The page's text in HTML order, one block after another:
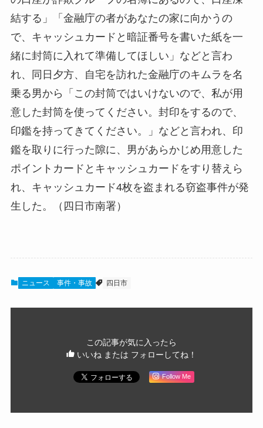
結する」「金融庁の者があなたの家に向かうの
で、キャッシュカードと暗証番号を書いた紙を一
緒に封筒に入れて準備してほしい」などと言わ
れ、同日夕方、自宅を訪れた金融庁のキムラを名
乗る男から「この封筒ではいけないので、私が用
意した封筒を使ってください。封印をするので、
印鑑を持ってきてください。」などと言われ、印
鑑を取りに行った隙に、男があらかじめ用意した
ポイントカードとキャッシュカードをすり替えら
れ、キャッシュカード4枚を盗まれる窃盗事件が発
生した。（四日市南署）
ニュース 事件・事故 四日市
この記事が気に入ったら
いいね または フォローしてね！
Follow Me